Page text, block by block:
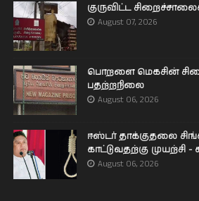
குருவிட்ட
August 07, 2026
பொறளை மெகசின்
பதற்றநிலை
August 06, 2026
ஈஸ்டர் தாக்குதலை
காட்டுவதற்கு முயற்சி -
August 06, 2026